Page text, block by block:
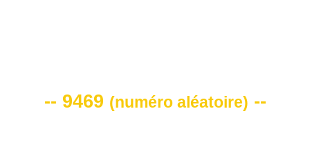
-- 9469 (numéro aléatoire) --